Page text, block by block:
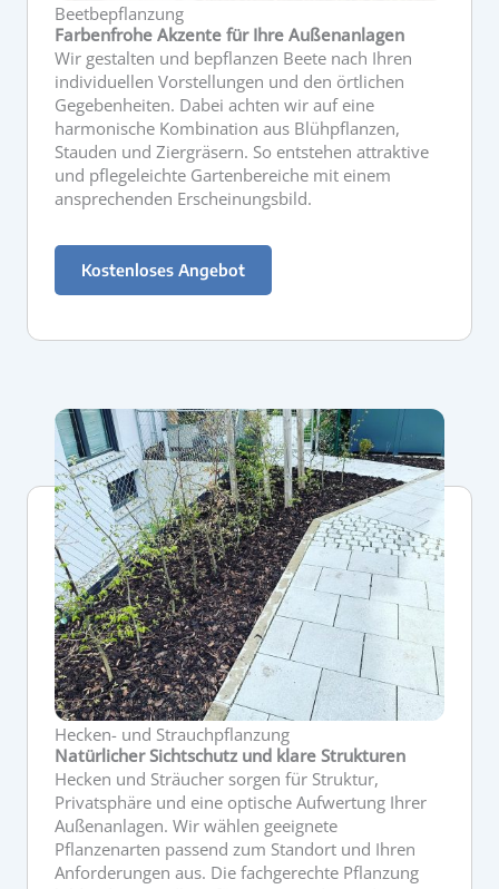
Beetbepflanzung
Farbenfrohe Akzente für Ihre Außenanlagen
Wir gestalten und bepflanzen Beete nach Ihren
individuellen Vorstellungen und den örtlichen
Gegebenheiten. Dabei achten wir auf eine
harmonische Kombination aus Blühpflanzen,
Stauden und Ziergräsern. So entstehen attraktive
und pflegeleichte Gartenbereiche mit einem
ansprechenden Erscheinungsbild.
Kostenloses Angebot
Hecken- und Strauchpflanzung
Natürlicher Sichtschutz und klare Strukturen
Hecken und Sträucher sorgen für Struktur,
Privatsphäre und eine optische Aufwertung Ihrer
Außenanlagen. Wir wählen geeignete
Pflanzenarten passend zum Standort und Ihren
Anforderungen aus. Die fachgerechte Pflanzung